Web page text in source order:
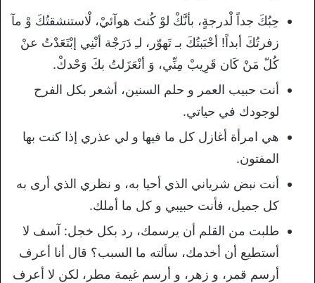
حِبُكَ جداً لْدرجةٍ، بأنَّكْ لوْ كُنتَ هوآئيْ، لْاستنشقتُكَ وْ مآ
زفرتُكَ أبداً! أحْبَبتُكَ بـ تَهوّر، لـِ دَرَجْة أنْنِي إبْتَعَدْتُ عنْ
كُلّ مَنْ كَان قَرِيبْ مِنِّي، وَ أنْعَزَلتُ بكَ وَحْدكْ.
أنت حبيب العمر و حلم السنين، أشعر بكل الفرح
لوجودك في حياتي.
هي امرأة أغازل كل ما فيها و لي عذري إذا كنت بها
المفتون.
أنت نبض شرياني الذي أحيا به، و نظري الذي أرى به
كل جميل، فأنت حبيبي و كل ما أملك.
طلبت من القلم أن يرسمك، رد بكل خجل: آسف لا
أستطيع أن أخدمك، سألته ما السبب؟ قال أنا أعرف
أرسم قمر، و زهر، و أرسم غيمة مطر، لكن لا أعرف